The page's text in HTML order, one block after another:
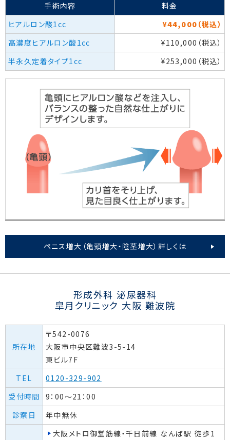
手術内容
料金
ヒアルロン酸1cc
¥44,000（税込）
高濃度ヒアルロン酸1cc
¥110,000（税込）
半永久定着タイプ1cc
¥253,000（税込）
ペニス増大（亀頭増大・陰茎増大）詳しくは
形成外科 泌尿器科
皐月クリニック 大阪 難波院
所在地
〒542-0076
大阪市中央区難波3-5-14
東ビル7F
TEL
0120-329-902
受付時間
9：00～21：00
診察日
年中無休
大阪メトロ御堂筋線・千日前線 なんば駅 徒歩1